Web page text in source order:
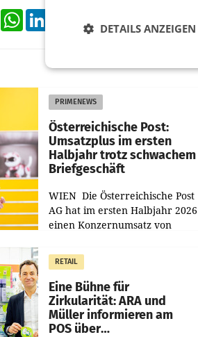
MessengerWhatsApp
PRIMENEWS
Österreichische Post:
Umsatzplus im ersten
Halbjahr trotz schwachem
Briefgeschäft
WIEN Die Österreichische Post
AG hat im ersten Halbjahr 2026
einen Konzernumsatz von
erwirtschaftet, was einem Plus
von 3,8 Prozent gegenüber
dem Vergleichszeitraum
RETAIL
Eine Bühne für
Zirkularität: ARA und
Müller informieren am
POS über
DETAILS ANZEIGEN